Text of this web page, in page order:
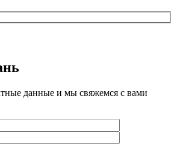
данные и мы свяжемся с вами